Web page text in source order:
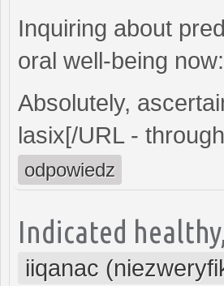
Inquiring about
oral well-being now:
Absolutely,
lasix[/URL -
odpowiedz
Indicated
iiqanac